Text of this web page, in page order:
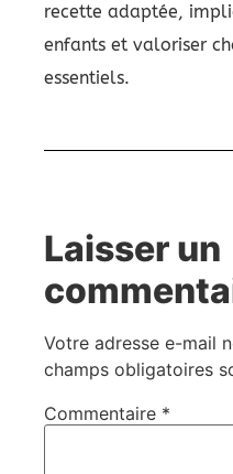
recette adaptée,
enfants et valoriser
essentiels.
Laisser un
Votre adresse e-mail
champs obligatoires
Commentaire *